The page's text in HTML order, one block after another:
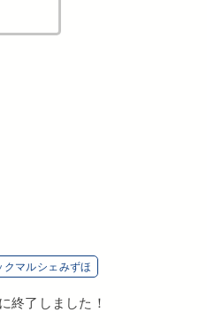
クマルシェみずほ
終了しました！